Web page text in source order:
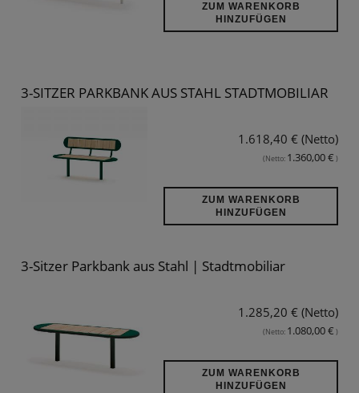
ZUM WARENKORB
HINZUFÜGEN
3-SITZER PARKBANK AUS STAHL STADTMOBILIAR
1.618,40 € (Netto)
(Netto: 1.360,00 € )
ZUM WARENKORB
HINZUFÜGEN
3-Sitzer Parkbank aus Stahl | Stadtmobiliar
1.285,20 € (Netto)
(Netto: 1.080,00 € )
ZUM WARENKORB
HINZUFÜGEN